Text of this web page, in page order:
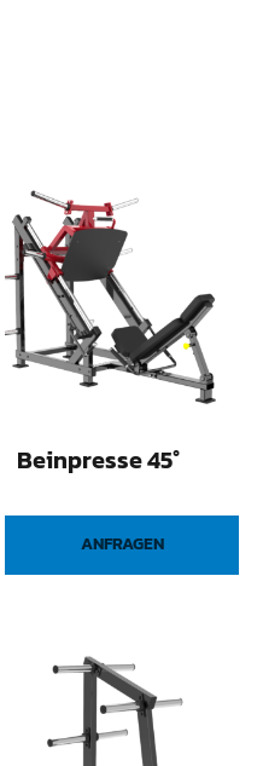
Beinpresse 45°
ANFRAGEN